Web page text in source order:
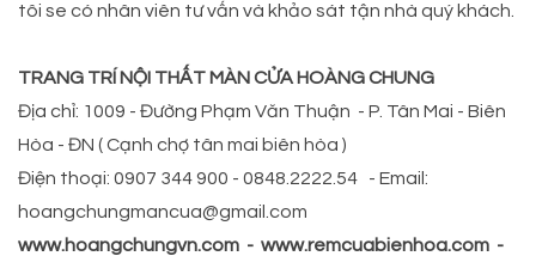
tôi se có nhân viên tư vấn và khảo sát tận nhà quý khách.
TRANG TRÍ NỘI THẤT MÀN CỬA HOÀNG CHUNG
Địa chỉ: 1009 - Đường Phạm Văn Thuận - P. Tân Mai - Biên
Hòa - ĐN ( Cạnh chợ tân mai biên hòa )
Điện thoại: 0907 344 900 - 0848.2222.54 - Email:
hoangchungmancua@gmail.com
www.hoangchungvn.com - www.remcuabienhoa.com -